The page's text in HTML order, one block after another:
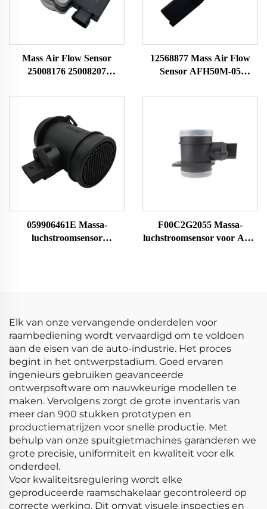
Mass Air Flow Sensor
25008176 25008207
25180303 Geschikt voor
Sensor Luchthoevemeter
12568877 Mass Air Flow
Sensor AFH50M-05
Buick Chevrolet 24508238
059906461E Massa-
luchstroomsensor
F00C2G2055 Massa-
luchstroomsensor voor Audi
Elk van onze vervangende onderdelen voor
raambediening wordt vervaardigd om te voldoen
aan de eisen van de auto-industrie. Het proces
begint in het ontwerpstadium. Goed ervaren
ingenieurs gebruiken geavanceerde
ontwerpsoftware om nauwkeurige modellen te
maken. Vervolgens zorgt de grote inventaris van
meer dan 900 stukken prototypen en
productiematrijzen voor snelle productie. Met
behulp van onze spuitgietmachines garanderen we
grote precisie, uniformiteit en kwaliteit voor elk
onderdeel.
Voor kwaliteitsregulering wordt elke
geproduceerde raamschakelaar gecontroleerd op
correcte werking. Dit omvat visuele inspecties en